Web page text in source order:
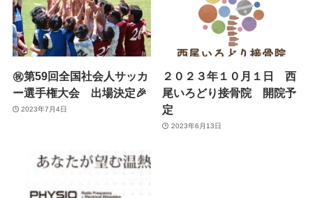
㊗️第59回全国社会人サッカ
ー選手権大会 出場決定🎉
2023年7月4日
２０２３年１０月１日 西
尾いろどり接骨院 開院予
定
2023年6月13日